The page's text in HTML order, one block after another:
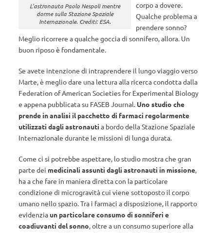
L’astronauta Paolo Nespoli mentre
dorme sulla Stazione Spaziale
Internazionale. Crediti: ESA.
corpo a dovere.
Qualche problema a
prendere sonno?
Meglio ricorrere a qualche goccia di sonnifero, allora. Un
buon riposo è fondamentale.
Se avete intenzione di intraprendere il lungo viaggio verso
Marte, è meglio dare una lettura alla ricerca condotta dalla
Federation of American Societies for Experimental Biology
e appena pubblicata su FASEB Journal. Uno studio che
prende in analisi il pacchetto di farmaci regolarmente
utilizzati dagli astronauti a bordo della Stazione Spaziale
Internazionale durante le missioni di lunga durata.
Come ci si potrebbe aspettare, lo studio mostra che gran
parte dei medicinali assunti dagli astronauti in missione,
ha a che fare in maniera diretta con la particolare
condizione di microgravità cui viene sottoposto il corpo
umano nello spazio. Tra i farmaci a disposizione, il rapporto
evidenzia un particolare consumo di sonniferi e
coadiuvanti del sonno, oltre a un consumo superiore alla